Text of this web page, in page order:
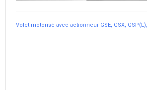
Volet motorisé avec actionneur GSE, GSX,